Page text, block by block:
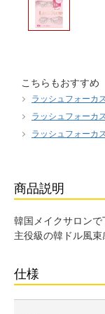
こちらもおすすめ
ラッシュフォーカ
ラッシュフォーカ
ラッシュフォーカ
商品説明
韓国メイクサロンで
主役級の韓ドル風束
仕様